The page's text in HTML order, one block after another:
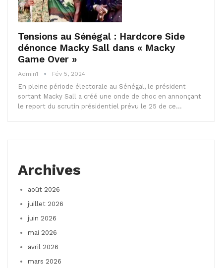
Tensions au Sénégal : Hardcore Side
dénonce Macky Sall dans « Macky
Game Over »
Admin1 Fév 5, 2024
En pleine période électorale au Sénégal, le président
sortant Macky Sall a créé une onde de choc en annonçant
le report du scrutin présidentiel prévu le 25 de ce…
Archives
août 2026
juillet 2026
juin 2026
mai 2026
avril 2026
mars 2026